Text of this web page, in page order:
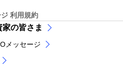
利用規約
の皆さま
メッセージ